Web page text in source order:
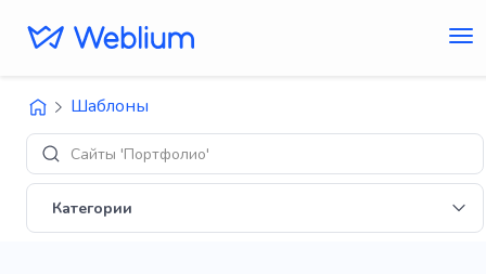
Шаблоны
Сайты 'Портфолио'
Категории